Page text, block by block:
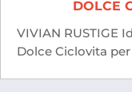
DOLCE
VIVIAN RUSTIGE
Dolce Ciclovita per